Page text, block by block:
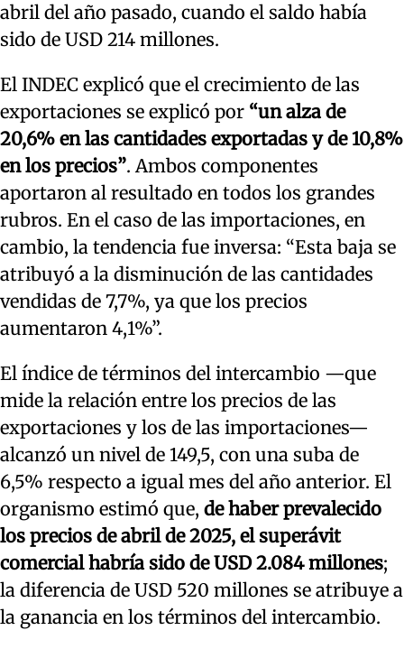
abril del año pasado, cuando el saldo había
sido de USD 214 millones.
El INDEC explicó que el crecimiento de las
exportaciones se explicó por “un alza de
20,6% en las cantidades exportadas y de 10,8%
en los precios”. Ambos componentes
aportaron al resultado en todos los grandes
rubros. En el caso de las importaciones, en
cambio, la tendencia fue inversa: “Esta baja se
atribuyó a la disminución de las cantidades
vendidas de 7,7%, ya que los precios
aumentaron 4,1%”.
El índice de términos del intercambio —que
mide la relación entre los precios de las
exportaciones y los de las importaciones—
alcanzó un nivel de 149,5, con una suba de
6,5% respecto a igual mes del año anterior. El
organismo estimó que, de haber prevalecido
los precios de abril de 2025, el superávit
comercial habría sido de USD 2.084 millones;
la diferencia de USD 520 millones se atribuye a
la ganancia en los términos del intercambio.